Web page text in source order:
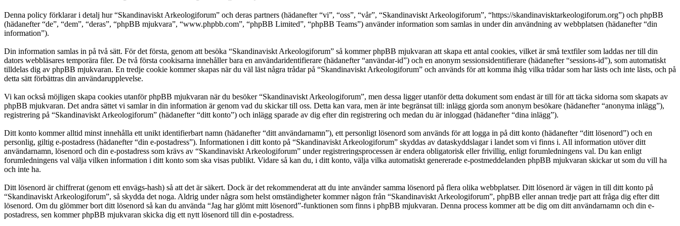
Denna policy förklarar i detalj hur “Skandinaviskt Arkeologiforum” och deras partners (hädanefter “vi”, “oss”, “vår”, “Skandinaviskt Arkeologiforum”, “https://skandinavisktarkeologiforum.org”) och phpBB
(hädanefter “de”, “dem”, “deras”, “phpBB mjukvara”, “www.phpbb.com”, “phpBB Limited”, “phpBB Teams”) använder information som samlas in under din användning av webbplatsen (hädanefter “din
information”).
Din information samlas in på två sätt. För det första, genom att besöka “Skandinaviskt Arkeologiforum” så kommer phpBB mjukvaran att skapa ett antal cookies, vilket är små textfiler som laddas ner till din
dators webbläsares temporära filer. De två första cookisarna innehåller bara en användaridentifierare (hädanefter “användar-id”) och en anonym sessionsidentifierare (hädanefter “sessions-id”), som automatiskt
tilldelas dig av phpBB mjukvaran. En tredje cookie kommer skapas när du väl läst några trådar på “Skandinaviskt Arkeologiforum” och används för att komma ihåg vilka trådar som har lästs och inte lästs, och på
detta sätt förbättras din användarupplevelse.
Vi kan också möjligen skapa cookies utanför phpBB mjukvaran när du besöker “Skandinaviskt Arkeologiforum”, men dessa ligger utanför detta dokument som endast är till för att täcka sidorna som skapats av
phpBB mjukvaran. Det andra sättet vi samlar in din information är genom vad du skickar till oss. Detta kan vara, men är inte begränsat till: inlägg gjorda som anonym besökare (hädanefter “anonyma inlägg”),
registrering på “Skandinaviskt Arkeologiforum” (hädanefter “ditt konto”) och inlägg sparade av dig efter din registrering och medan du är inloggad (hädanefter “dina inlägg”).
Ditt konto kommer alltid minst innehålla ett unikt identifierbart namn (hädanefter “ditt användarnamn”), ett personligt lösenord som används för att logga in på ditt konto (hädanefter “ditt lösenord”) och en
personlig, giltig e-postadress (hädanefter “din e-postadress”). Informationen i ditt konto på “Skandinaviskt Arkeologiforum” skyddas av dataskyddslagar i landet som vi finns i. All information utöver ditt
användarnamn, lösenord och din e-postadress som krävs av “Skandinaviskt Arkeologiforum” under registreringsprocessen är endera obligatorisk eller frivillig, enligt forumledningens val. Du kan enligt
forumledningens val välja vilken information i ditt konto som ska visas publikt. Vidare så kan du, i ditt konto, välja vilka automatiskt genererade e-postmeddelanden phpBB mjukvaran skickar ut som du vill ha
och inte ha.
Ditt lösenord är chiffrerat (genom ett envägs-hash) så att det är säkert. Dock är det rekommenderat att du inte använder samma lösenord på flera olika webbplatser. Ditt lösenord är vägen in till ditt konto på
“Skandinaviskt Arkeologiforum”, så skydda det noga. Aldrig under några som helst omständigheter kommer någon från “Skandinaviskt Arkeologiforum”, phpBB eller annan tredje part att fråga dig efter ditt
lösenord. Om du glömmer bort ditt lösenord så kan du använda “Jag har glömt mitt lösenord”-funktionen som finns i phpBB mjukvaran. Denna process kommer att be dig om ditt användarnamn och din e-
postadress, sen kommer phpBB mjukvaran skicka dig ett nytt lösenord till din e-postadress.